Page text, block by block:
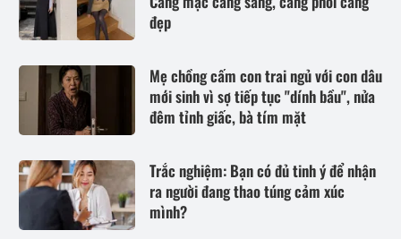
đẹp
Mẹ chồng cấm con trai ngủ với con dâu
mới sinh vì sợ tiếp tục "dính bầu", nửa
đêm tỉnh giấc, bà tím mặt
Trắc nghiệm: Bạn có đủ tinh ý để nhận
ra người đang thao túng cảm xúc
mình?